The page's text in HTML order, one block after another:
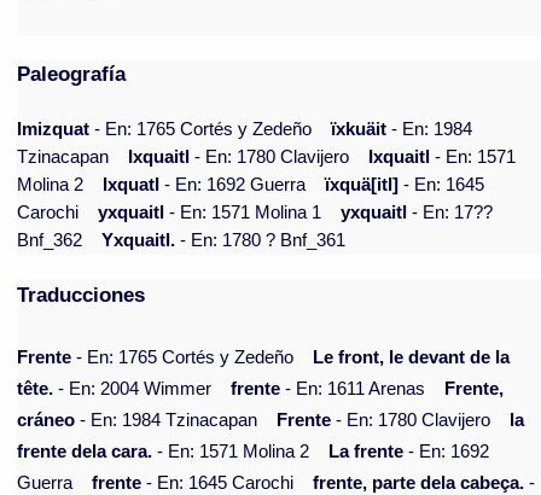
Paleografía
Imizquat - En: 1765 Cortés y Zedeño ïxkuäit - En: 1984
Tzinacapan
Ixquaitl - En: 1780 Clavijero Ixquaitl - En: 1571
Molina 2
Ixquatl - En: 1692 Guerra ïxquä[itl] - En: 1645
Carochi
yxquaitl - En: 1571 Molina 1 yxquaitl - En: 17??
Bnf_362
Yxquaitl. - En: 1780 ? Bnf_361
Traducciones
Frente - En: 1765 Cortés y Zedeño
Le front, le devant de la
tête. - En: 2004 Wimmer frente - En: 1611 Arenas
Frente,
cráneo - En: 1984 Tzinacapan Frente - En: 1780 Clavijero
la
frente dela cara. - En: 1571 Molina 2 La frente - En: 1692
Guerra
frente - En: 1645 Carochi frente, parte dela cabeça. -